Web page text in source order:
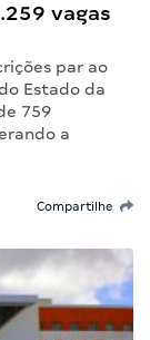
vagas
par ao
Estado da
759
a
Compartilhe